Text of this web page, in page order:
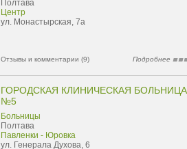
Полтава
Центр
ул. Монастырская, 7а
Отзывы и комментарии (9) Подробнее
ГОРОДСКАЯ КЛИНИЧЕСКАЯ БОЛЬНИЦА
№5
Больницы
Полтава
Павленки - Юровка
ул. Генерала Духова, 6